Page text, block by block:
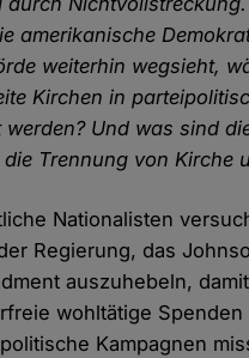
amerikanische
weiterhin wegsieht,
Kirchen in
werden? Und was sind
Trennung von Kirche
Nationalisten
Regierung, das
auszuhebeln,
wohltätige Spenden
Kampagnen